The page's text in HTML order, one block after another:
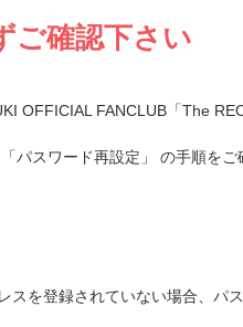
ご確認下さい
OFFICIAL FANCLUB「The
パスワード再設定」 の手順を
スを登録されていない場合、パ